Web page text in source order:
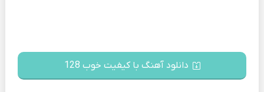
دانلود آهنگ با کیفیت خوب 128